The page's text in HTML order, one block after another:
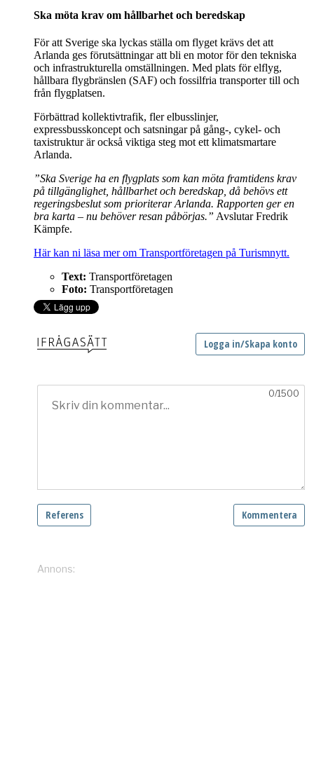
Ska möta krav om hållbarhet och beredskap
För att Sverige ska lyckas ställa om flyget krävs det att
Arlanda ges förutsättningar att bli en motor för den tekniska
och infrastrukturella omställningen. Med plats för elflyg,
hållbara flygbränslen (SAF) och fossilfria transporter till och
från flygplatsen.
Förbättrad kollektivtrafik, fler elbusslinjer,
expressbusskoncept och satsningar på gång-, cykel- och
taxistruktur är också viktiga steg mot ett klimatsmartare
Arlanda.
”Ska Sverige ha en flygplats som kan möta framtidens krav
på tillgänglighet, hållbarhet och beredskap, då behövs ett
regeringsbeslut som prioriterar Arlanda. Rapporten ger en
bra karta – nu behöver resan påbörjas.” Avslutar Fredrik
Kämpfe.
Här kan ni läsa mer om Transportföretagen på Turismnytt.
Text: Transportföretagen
Foto: Transportföretagen